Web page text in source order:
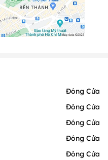
Đóng Cửa
Đóng Cửa
Đóng Cửa
Đóng Cửa
Đóng Cửa